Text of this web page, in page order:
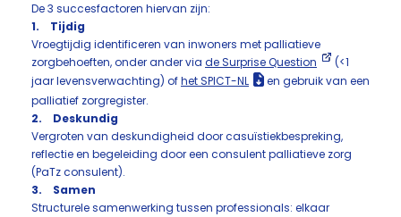
De 3 succesfactoren hiervan zijn:
1. Tijdig
Vroegtijdig identificeren van inwoners met palliatieve
zorgbehoeften, onder ander via de Surprise Question
(<1
jaar levensverwachting) ofhet SPICT-NL
en gebruik van een
palliatief zorgregister.
2. Deskundig
Vergroten van deskundigheid door casuïstiekbespreking,
reflectie en begeleiding door een consulent palliatieve zorg
(PaTz consulent).
3. Samen
Structurele samenwerking tussen professionals: elkaar